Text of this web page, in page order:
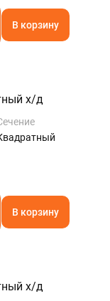
В корзину
х/д
В корзину
х/д